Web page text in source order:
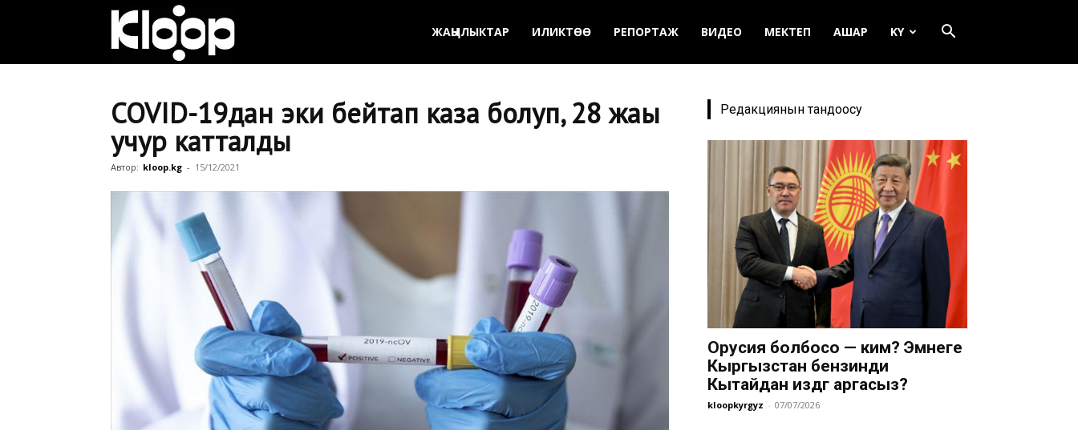
жаңылыктары
ЖАҢЫЛЫКТАР ИЛИКТӨӨ РЕПОРТАЖ ВИДЕО МЕКТЕП АШАР KY
COVID-19дан эки бейтап каза болуп, 28 жаңы
учур катталды
Автор: kloop.kg - 15/12/2021
Редакциянын тандоосу
Орусия болбосо — ким? Эмнеге
Кыргызстан бензинди
Кытайдан издөөгө аргасыз?
kloopkyrgyz - 07/07/2026